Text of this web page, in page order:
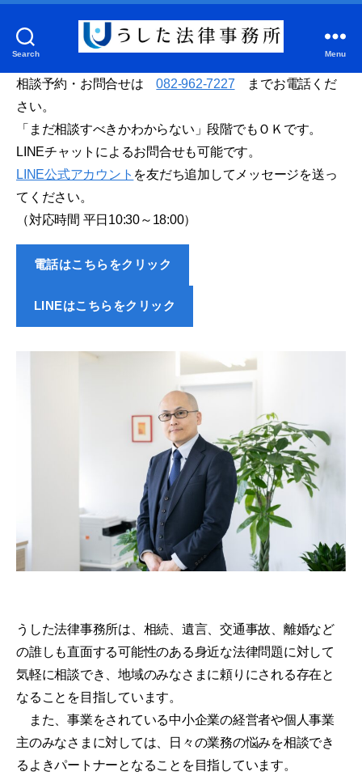
Search
し
律
事
務
Menu
相談予約・お問合せは082-962-7227 までお電話くだ
さい。
「まだ相談すべきかわからない」段階でもＯＫです。
LINEチャットによるお問合せも可能です。
LINE公式アカウント を友だち追加してメッセージを送っ
てください。
（対応時間 平日10:30～18:00）
電話はこちらをクリック
LINEはこちらをクリック
うした法律事務所は、相続、遺言、交通事故、離婚など
の誰しも直面する可能性のある身近な法律問題に対して
気軽に相談でき、地域のみなさまに頼りにされる存在と
なることを目指しています。
また、事業をされている中小企業の経営者や個人事業
主のみなさまに対しては、日々の業務の悩みを相談でき
るよきパートナーとなることを目指しています。